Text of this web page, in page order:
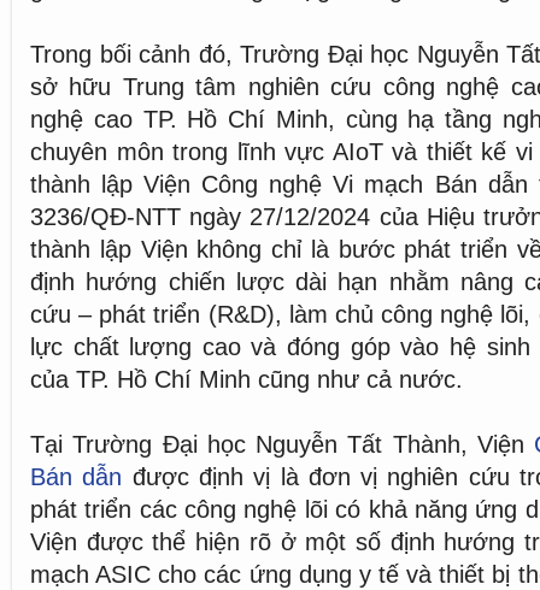
Trong bối cảnh đó, Trường Đại học Nguyễn
sở hữu Trung tâm nghiên cứu công nghệ
nghệ cao TP. Hồ Chí Minh, cùng hạ tầng
chuyên môn trong lĩnh vực AIoT và thiết kế
thành lập Viện Công nghệ Vi mạch Bán
3236/QĐ-NTT ngày 27/12/2024 của Hiệu
thành lập Viện không chỉ là bước phát triển
định hướng chiến lược dài hạn nhằm nâng
cứu – phát triển (R&D), làm chủ công nghệ lõi,
lực chất lượng cao và đóng góp vào hệ sinh
của TP. Hồ Chí Minh cũng như cả nước.
Tại Trường Đại học Nguyễn Tất Thành, Viện
Bán dẫn được định vị là đơn vị nghiên cứu
phát triển các công nghệ lõi có khả năng ứng
Viện được thể hiện rõ ở một số định hướng
mạch ASIC cho các ứng dụng y tế và thiết bị